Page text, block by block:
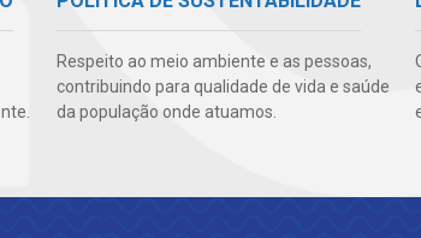
Respeito ao meio ambiente e as pessoas,
contribuindo para qualidade de vida e saúde
da população onde atuamos.